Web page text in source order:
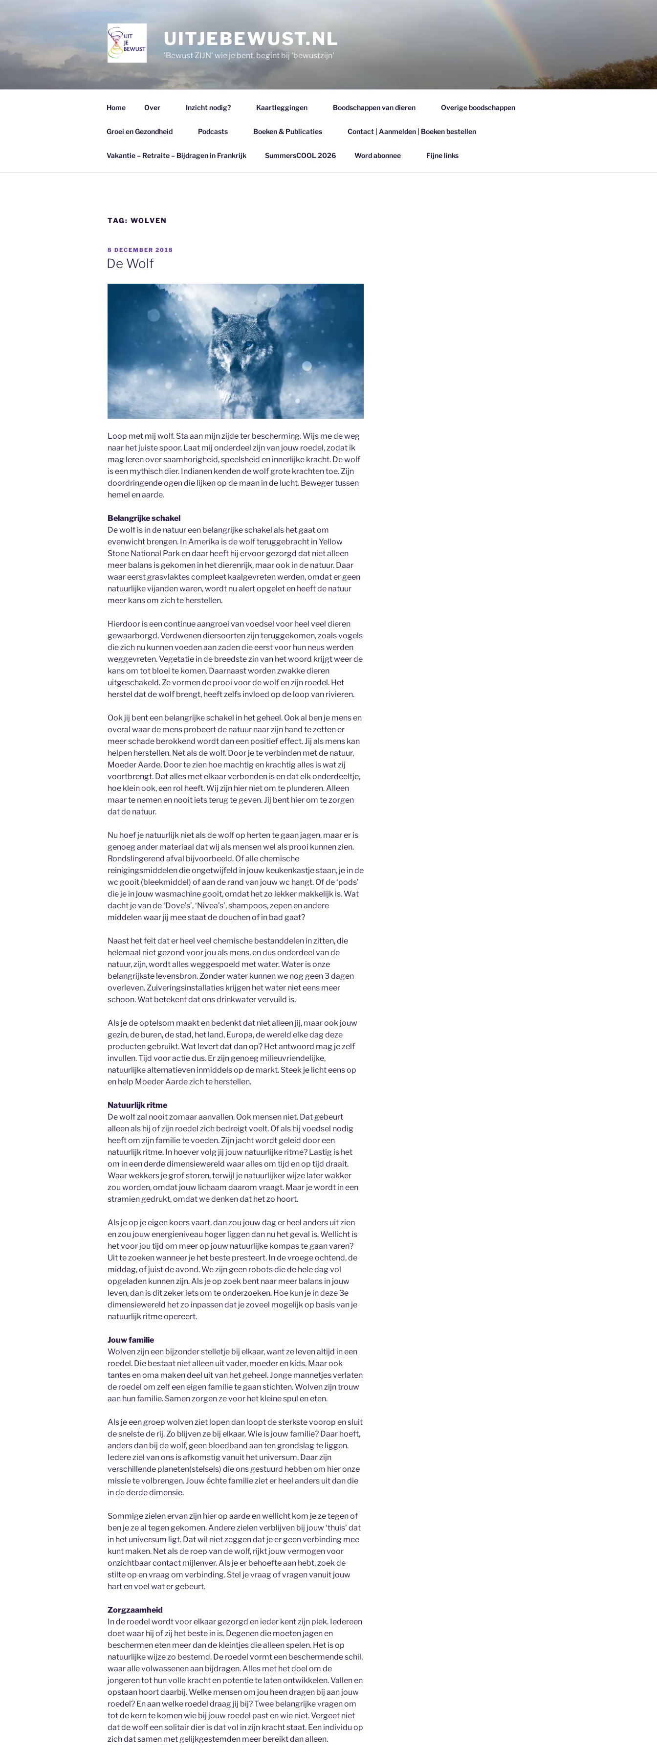
UITJEBEWUST.NL
'Bewust ZIJN' wie je bent, begint bij 'bewustzijn'
Home Over Inzicht nodig? Kaartleggingen Boodschappen van dieren Overige boodschappen
Groei en Gezondheid Podcasts Boeken & Publicaties Contact | Aanmelden | Boeken bestellen
Vakantie – Retraite – Bijdragen in Frankrijk SummersCOOL 2026 Word abonnee Fijne links
TAG: WOLVEN
GEPLAATST
OP
8 DECEMBER 2018
De Wolf
Loop met mij wolf. Sta aan mijn zijde ter bescherming. Wijs me de weg
naar het juiste spoor. Laat mij onderdeel zijn van jouw roedel, zodat ik
mag leren over saamhorigheid, speelsheid en innerlijke kracht. De wolf
is een mythisch dier. Indianen kenden de wolf grote krachten toe. Zijn
doordringende ogen die lijken op de maan in de lucht. Beweger tussen
hemel en aarde.
Belangrijke schakel
De wolf is in de natuur een belangrijke schakel als het gaat om
evenwicht brengen. In Amerika is de wolf teruggebracht in Yellow
Stone National Park en daar heeft hij ervoor gezorgd dat niet alleen
meer balans is gekomen in het dierenrijk, maar ook in de natuur. Daar
waar eerst grasvlaktes compleet kaalgevreten werden, omdat er geen
natuurlijke vijanden waren, wordt nu alert opgelet en heeft de natuur
meer kans om zich te herstellen.
Hierdoor is een continue aangroei van voedsel voor heel veel dieren
gewaarborgd. Verdwenen diersoorten zijn teruggekomen, zoals vogels
die zich nu kunnen voeden aan zaden die eerst voor hun neus werden
weggevreten. Vegetatie in de breedste zin van het woord krijgt weer de
kans om tot bloei te komen. Daarnaast worden zwakke dieren
uitgeschakeld. Ze vormen de prooi voor de wolf en zijn roedel. Het
herstel dat de wolf brengt, heeft zelfs invloed op de loop van rivieren.
Ook jij bent een belangrijke schakel in het geheel. Ook al ben je mens en
overal waar de mens probeert de natuur naar zijn hand te zetten er
meer schade berokkend wordt dan een positief effect. Jij als mens kan
helpen herstellen. Net als de wolf. Door je te verbinden met de natuur,
Moeder Aarde. Door te zien hoe machtig en krachtig alles is wat zij
voortbrengt. Dat alles met elkaar verbonden is en dat elk onderdeeltje,
hoe klein ook, een rol heeft. Wij zijn hier niet om te plunderen. Alleen
maar te nemen en nooit iets terug te geven. Jij bent hier om te zorgen
dat de natuur.
Nu hoef je natuurlijk niet als de wolf op herten te gaan jagen, maar er is
genoeg ander materiaal dat wij als mensen wel als prooi kunnen zien.
Rondslingerend afval bijvoorbeeld. Of alle chemische
reinigingsmiddelen die ongetwijfeld in jouw keukenkastje staan, je in de
wc gooit (bleekmiddel) of aan de rand van jouw wc hangt. Of de ‘pods’
die je in jouw wasmachine gooit, omdat het zo lekker makkelijk is. Wat
dacht je van de ‘Dove’s’, ‘Nivea’s’, shampoos, zepen en andere
middelen waar jij mee staat de douchen of in bad gaat?
Naast het feit dat er heel veel chemische bestanddelen in zitten, die
helemaal niet gezond voor jou als mens, en dus onderdeel van de
natuur, zijn, wordt alles weggespoeld met water. Water is onze
belangrijkste levensbron. Zonder water kunnen we nog geen 3 dagen
overleven. Zuiveringsinstallaties krijgen het water niet eens meer
schoon. Wat betekent dat ons drinkwater vervuild is.
Als je de optelsom maakt en bedenkt dat niet alleen jij, maar ook jouw
gezin, de buren, de stad, het land, Europa, de wereld elke dag deze
producten gebruikt. Wat levert dat dan op? Het antwoord mag je zelf
invullen. Tijd voor actie dus. Er zijn genoeg milieuvriendelijke,
natuurlijke alternatieven inmiddels op de markt. Steek je licht eens op
en help Moeder Aarde zich te herstellen.
Natuurlijk ritme
De wolf zal nooit zomaar aanvallen. Ook mensen niet. Dat gebeurt
alleen als hij of zijn roedel zich bedreigt voelt. Of als hij voedsel nodig
heeft om zijn familie te voeden. Zijn jacht wordt geleid door een
natuurlijk ritme. In hoever volg jij jouw natuurlijke ritme? Lastig is het
om in een derde dimensiewereld waar alles om tijd en op tijd draait.
Waar wekkers je grof storen, terwijl je natuurlijker wijze later wakker
zou worden, omdat jouw lichaam daarom vraagt. Maar je wordt in een
stramien gedrukt, omdat we denken dat het zo hoort.
Als je op je eigen koers vaart, dan zou jouw dag er heel anders uit zien
en zou jouw energieniveau hoger liggen dan nu het geval is. Wellicht is
het voor jou tijd om meer op jouw natuurlijke kompas te gaan varen?
Uit te zoeken wanneer je het beste presteert. In de vroege ochtend, de
middag, of juist de avond. We zijn geen robots die de hele dag vol
opgeladen kunnen zijn. Als je op zoek bent naar meer balans in jouw
leven, dan is dit zeker iets om te onderzoeken. Hoe kun je in deze 3e
dimensiewereld het zo inpassen dat je zoveel mogelijk op basis van je
natuurlijk ritme opereert.
Jouw familie
Wolven zijn een bijzonder stelletje bij elkaar, want ze leven altijd in een
roedel. Die bestaat niet alleen uit vader, moeder en kids. Maar ook
tantes en oma maken deel uit van het geheel. Jonge mannetjes verlaten
de roedel om zelf een eigen familie te gaan stichten. Wolven zijn trouw
aan hun familie. Samen zorgen ze voor het kleine spul en eten.
Als je een groep wolven ziet lopen dan loopt de sterkste voorop en sluit
de snelste de rij. Zo blijven ze bij elkaar. Wie is jouw familie? Daar hoeft,
anders dan bij de wolf, geen bloedband aan ten grondslag te liggen.
Iedere ziel van ons is afkomstig vanuit het universum. Daar zijn
verschillende planeten(stelsels) die ons gestuurd hebben om hier onze
missie te volbrengen. Jouw échte familie ziet er heel anders uit dan die
in de derde dimensie.
Sommige zielen ervan zijn hier op aarde en wellicht kom je ze tegen of
ben je ze al tegen gekomen. Andere zielen verblijven bij jouw ‘thuis’ dat
in het universum ligt. Dat wil niet zeggen dat je er geen verbinding mee
kunt maken. Net als de roep van de wolf, rijkt jouw vermogen voor
onzichtbaar contact mijlenver. Als je er behoefte aan hebt, zoek de
stilte op en vraag om verbinding. Stel je vraag of vragen vanuit jouw
hart en voel wat er gebeurt.
Zorgzaamheid
In de roedel wordt voor elkaar gezorgd en ieder kent zijn plek. Iedereen
doet waar hij of zij het beste in is. Degenen die moeten jagen en
beschermen eten meer dan de kleintjes die alleen spelen. Het is op
natuurlijke wijze zo bestemd. De roedel vormt een beschermende schil,
waar alle volwassenen aan bijdragen. Alles met het doel om de
jongeren tot hun volle kracht en potentie te laten ontwikkelen. Vallen en
opstaan hoort daarbij. Welke mensen om jou heen dragen bij aan jouw
roedel? En aan welke roedel draag jij bij? Twee belangrijke vragen om
tot de kern te komen wie bij jouw roedel past en wie niet. Vergeet niet
dat de wolf een solitair dier is dat vol in zijn kracht staat. Een individu op
zich dat samen met gelijkgestemden meer bereikt dan alleen.